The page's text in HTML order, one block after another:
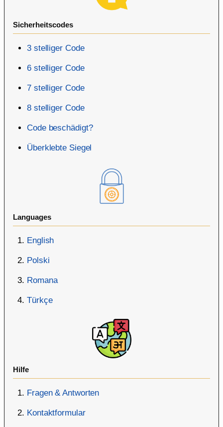
Sicherheitscodes
3 stelliger Code
6 stelliger Code
7 stelliger Code
8 stelliger Code
Code beschädigt?
Überklebte Siegel
Languages
English
Polski
Romana
Türkçe
Hilfe
Fragen & Antworten
Kontaktformular